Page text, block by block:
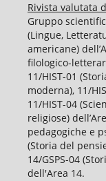
Rivista valutata
Gruppo
(Lingue,
americane)
filologico-
11/HIST-01
moderna), 11/
11/HIST-04
religiose)
pedagogiche e
(Storia del
14/GSPS-04
dell'Area 14.